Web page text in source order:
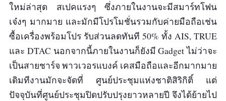
ใหม่ล่าสุด สเปคแรงๆ ซึ่งภายในงานจะมีสมาร์ทโฟน
เจ๋งๆ มากมาย และมักมีโปรโมชั่นรวมกับค่ายมือถือเช่น
ซื้อเครื่องพร้อมโปร รับส่วนลดทันที 50% ทั้ง AIS, TRUE
และ DTAC นอกจากนี้ภายในงานก็ยังมี Gadget ไม่ว่าจะ
เป็นสายชาร์จ พาวเวอรแบงค์ เคสมือถือและอีกมากมาย
เดิมทีงานมักจะจัดที่ ศูนย์ประชุมแห่งชาติสิริกิติ์ แต่
ปัจจุบันที่ศูนย์ประชุมปิดปรับปรุงยาวหลายปี จึงได้ย้ายไป